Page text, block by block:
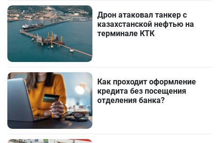
Дрон атаковал танкер с
казахстанской нефтью на
терминале КТК
Как проходит оформление
кредита без посещения
отделения банка?